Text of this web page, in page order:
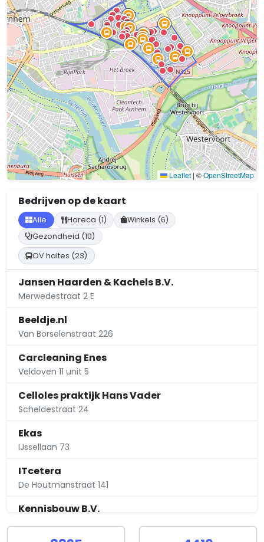
Leaflet | ©OpenStreetMap
Bedrijven op de kaart
Alle Horeca (1)
Winkels (6)
Gezondheid (10)
OV haltes (23)
Jansen Haarden & Kachels B.V.
Merwedestraat 2 E
Beeldje.nl
Van Borselenstraat 226
Carcleaning Enes
Veldoven 11 unit 5
Celloles praktijk Hans Vader
Scheldestraat 24
Ekas
IJssellaan 73
ITcetera
De Houtmanstraat 141
Kennisbouw B.V.